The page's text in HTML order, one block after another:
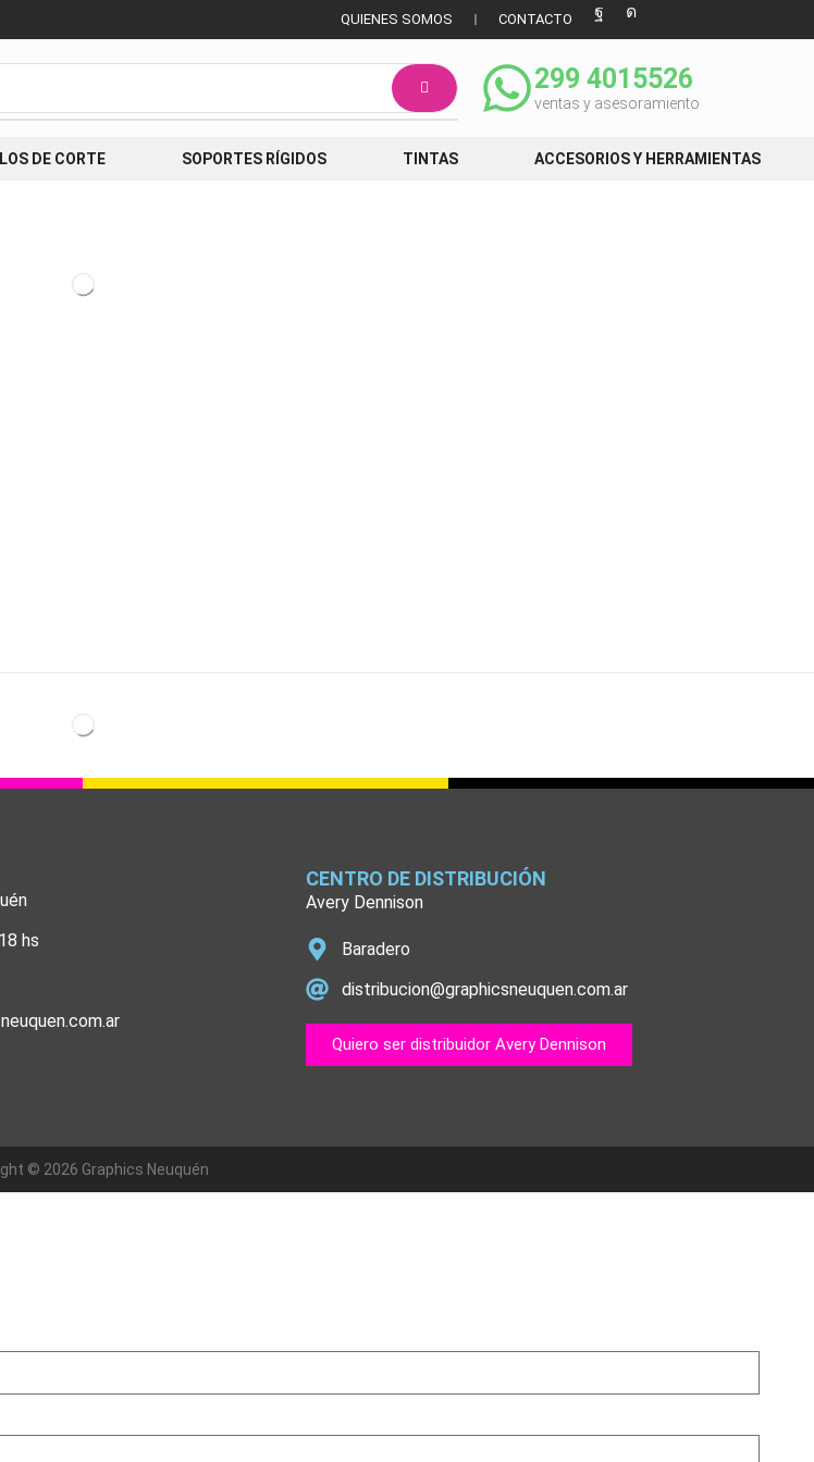
QUIENES SOMOS CONTACTO
299 4015526
ventas y asesoramiento
DE CORTE SOPORTES RÍGIDOS TINTAS ACCESORIOS Y HERRAMIENTAS
hs
CENTRO DE DISTRIBUCIÓN
Avery Dennison
Baradero
distribucion@graphicsneuquen.com.ar
Quiero ser distribuidor Avery Dennison
© 2026 Graphics Neuquén